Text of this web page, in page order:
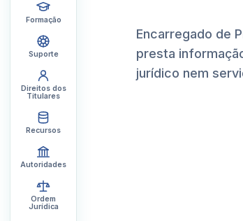
Formação
Suporte
Direitos dos
Titulares
Recursos
Autoridades
Ordem
Jurídica
Encarregado de
presta
jurídico nem